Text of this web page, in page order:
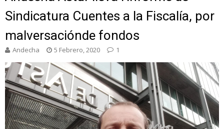
Sindicatura Cuentes a la Fiscalía, por
malversaciónde fondos
Andecha 5 Febrero, 2020 1